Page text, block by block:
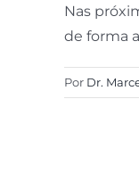
Nas
de forma
Por Dr.